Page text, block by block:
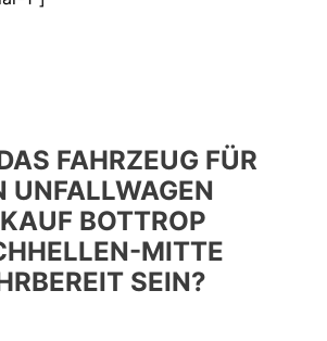
FAHRZEUG FÜR
UNFALLWAGEN
BOTTROP
MITTE
SEIN?